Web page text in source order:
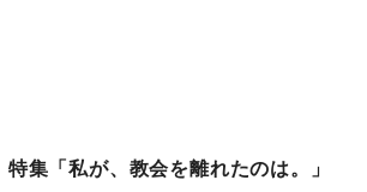
集「私が、教会を離れたのは。」